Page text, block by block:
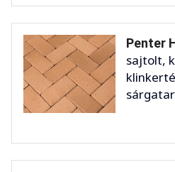
Penter
sajtolt,